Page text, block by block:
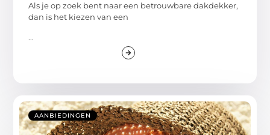
Als je op zoek bent naar een betrouwbare dakdekker,
dan is het kiezen van een
...
AANBIEDINGEN